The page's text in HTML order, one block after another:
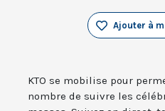
Ajouter à
KTO se mobilise pour
nombre de suivre les